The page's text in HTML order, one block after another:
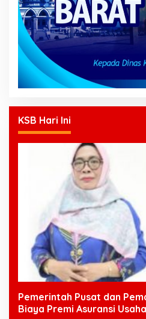
KSB Hari Ini
Pemerintah Pusat dan
Biaya Premi Asuransi